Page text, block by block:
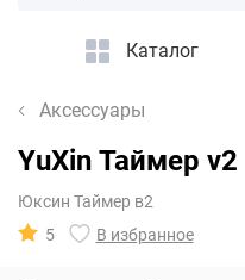
Каталог
Аксессуары
YuXin Таймер v2
Юксин Таймер в2
5
В избранное